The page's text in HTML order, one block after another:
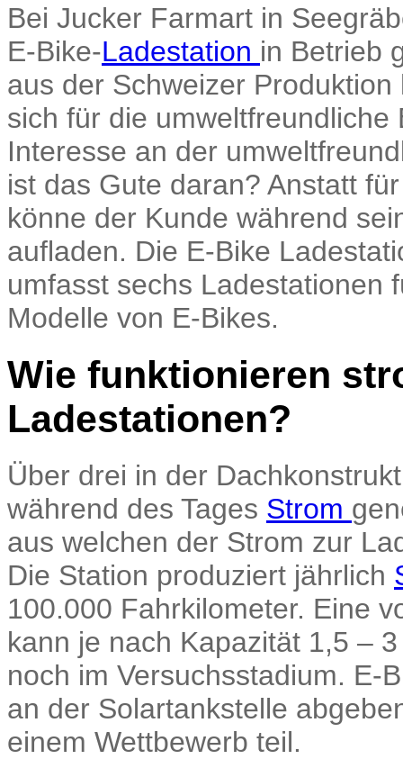
Bei Jucker Farmart in
E-Bike-Ladestation in Betrieb
aus der Schweizer
sich für die
Interesse an der
ist das Gute daran? Anstatt
könne der Kunde während
aufladen. Die E-Bike
umfasst sechs Ladestationen
Modelle von E-Bikes.
Wie funktionieren
Ladestationen?
Über drei in der
während des Tages Strom
aus welchen der Strom zur
Die Station produziert jährlich
100.000 Fahrkilometer. Eine
kann je nach Kapazität 1,5 –
noch im Versuchsstadium. E-
an der Solartankstelle
einem Wettbewerb teil.